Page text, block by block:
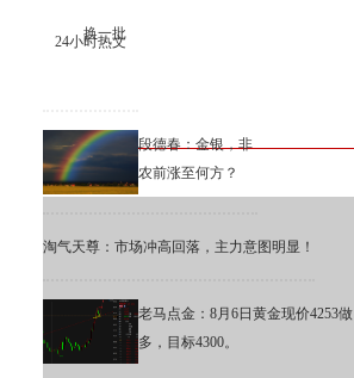
24小时热文
换一批
段德春：金银，非
农前涨至何方？
淘气天尊：市场冲高回落，主力意图明显！
老马点金：8月6日黄金现价4253做
多，目标4300。